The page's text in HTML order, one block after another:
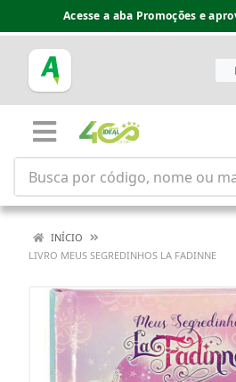
Acesse a aba Promoções e
INÍCIO
LIVRO MEUS SEGREDINHOS LA FADINNE